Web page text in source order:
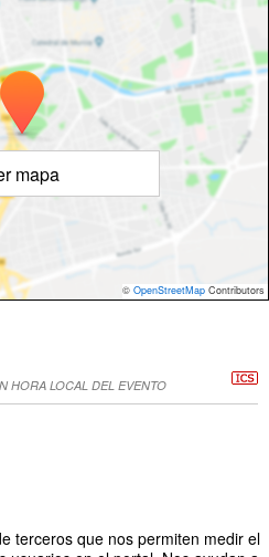
terceros que nos permiten medir el
mapa
© OpenStreetMap Contributors
HORA LOCAL DEL EVENTO